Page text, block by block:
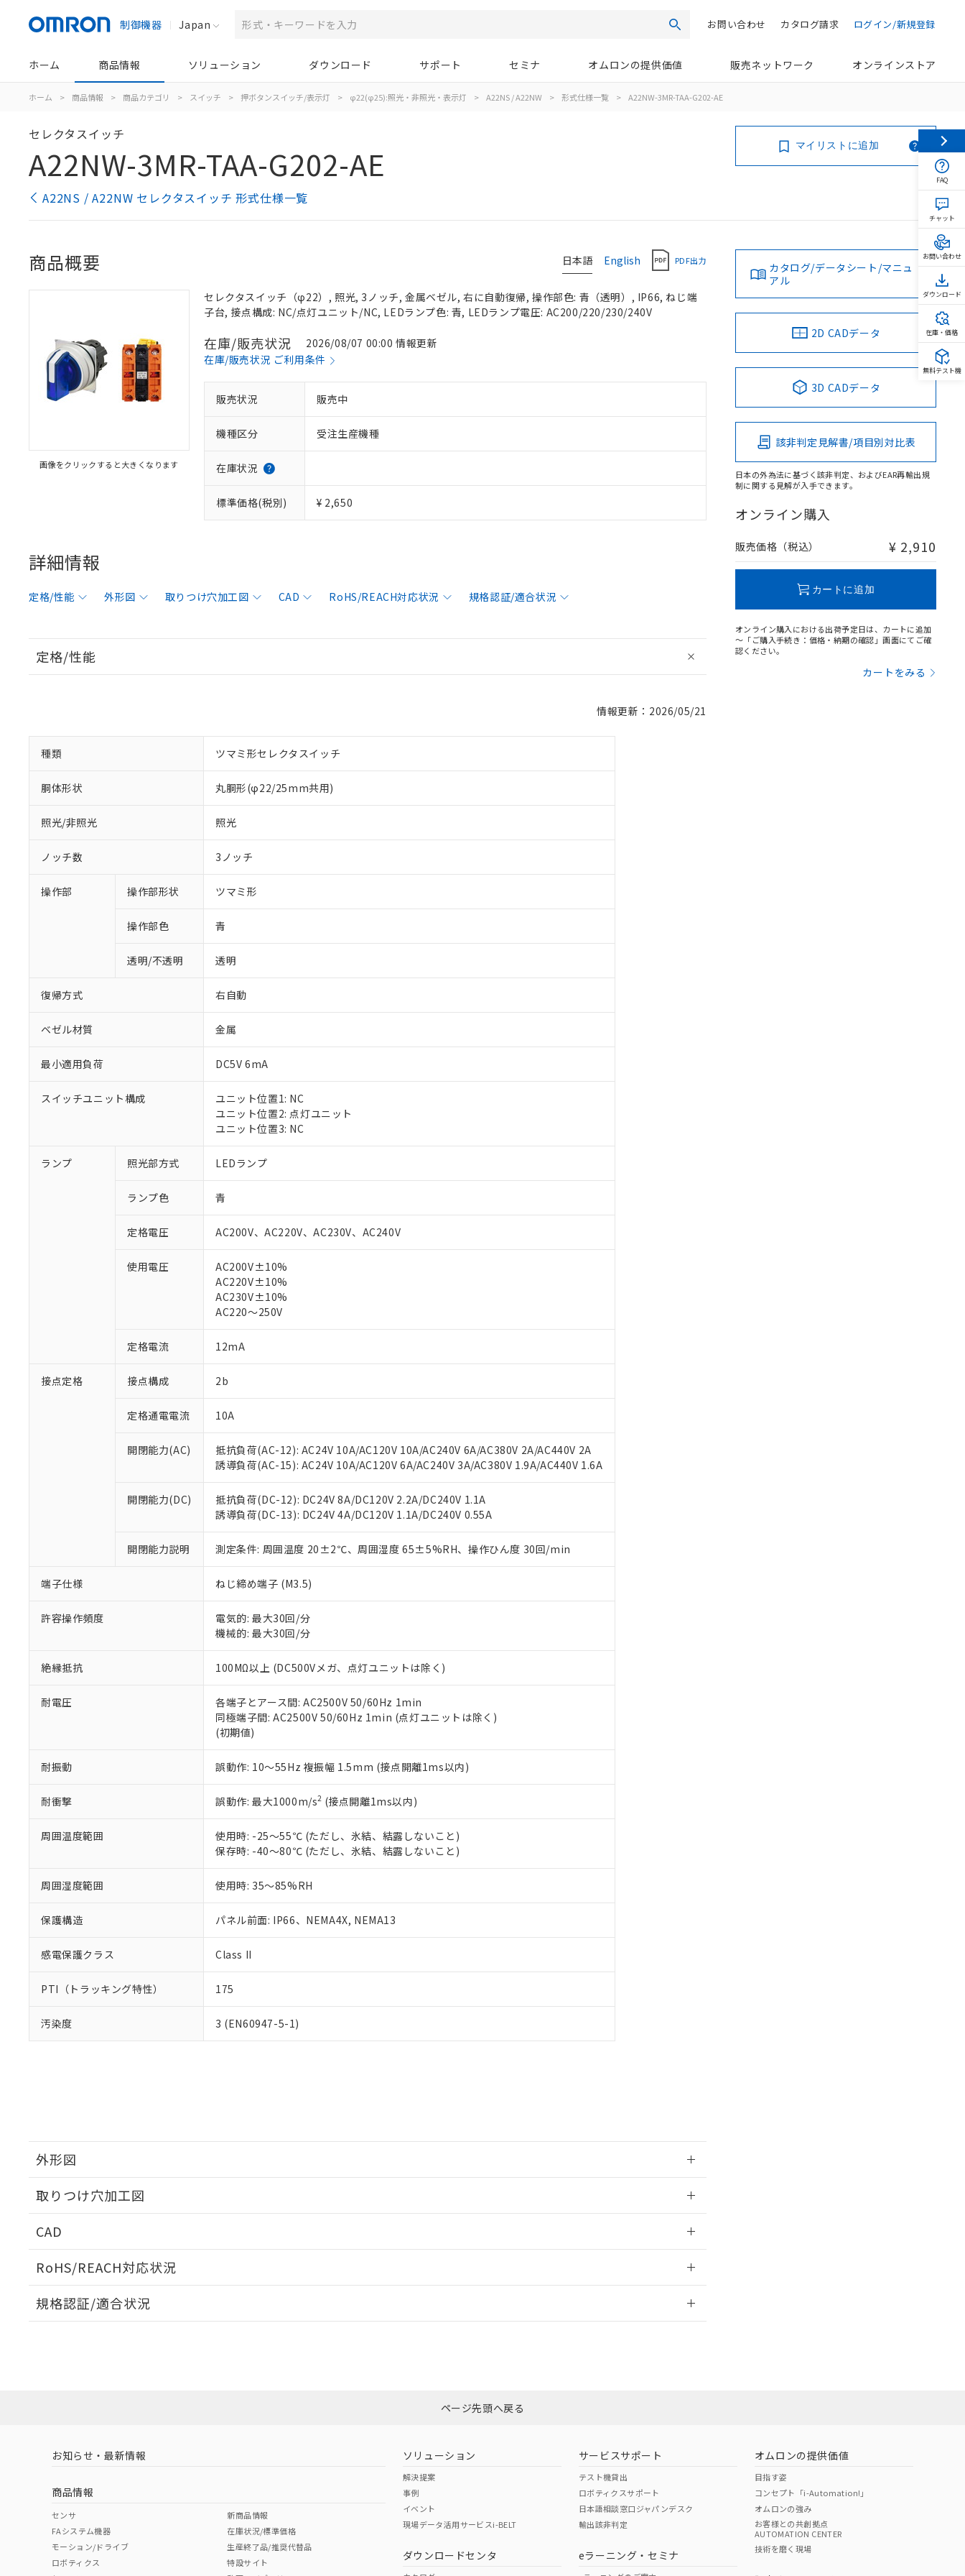
制御機器 Japan 検索 ログイン/新規登録
カタログ請求
お問い合わせ
ホーム 商品情報 ソリューション ダウンロード サポート セミナ オムロンの提供価値 販売ネットワーク オンラインストア
ホーム > 商品情報 > 商品カテゴリ > スイッチ > 押ボタンスイッチ/表示灯 > φ22(φ25):照光・非照光・表示灯 > A22NS / A22NW > 形式仕様一覧 > A22NW-3MR-TAA-G202-AE
セレクタスイッチ
A22NW-3MR-TAA-G202-AE
A22NS / A22NW セレクタスイッチ 形式仕様一覧
マイリストに追加
日本語 English PDF出力
商品概要
画像をクリックすると大きくなります
セレクタスイッチ（φ22）, 照光, 3ノッチ, 金属ベゼル, 右に自動復帰, 操作部色: 青（透明）, IP66, ねじ端
子台, 接点構成: NC/点灯ユニット/NC, LEDランプ色: 青, LEDランプ電圧: AC200/220/230/240V
在庫/販売状況
2026/08/07 00:00 情報更新
在庫/販売状況 ご利用条件
販売状況 販売中
機種区分 受注生産機種
在庫状況
標準価格(税別) ¥ 2,650
詳細情報
定格/性能 外形図 取りつけ穴加工図 CAD RoHS/REACH対応状況 規格認証/適合状況
定格/性能
情報更新：2026/05/21
種類 ツマミ形セレクタスイッチ
胴体形状 丸胴形(φ22/25mm共用)
照光/非照光 照光
ノッチ数 3ノッチ
操作部 操作部形状 ツマミ形
操作部色 青
透明/不透明 透明
復帰方式 右自動
ベゼル材質 金属
最小適用負荷 DC5V 6mA
スイッチユニット構成
ユニット位置1: NC
ユニット位置2: 点灯ユニット
ユニット位置3: NC
ランプ 照光部方式 LEDランプ
ランプ色 青
定格電圧 AC200V、AC220V、AC230V、AC240V
使用電圧
AC200V±10%
AC220V±10%
AC230V±10%
AC220～250V
定格電流 12mA
接点定格 接点構成 2b
定格通電電流 10A
開閉能力(AC)
抵抗負荷(AC-12): AC24V 10A/AC120V 10A/AC240V 6A/AC380V 2A/AC440V 2A
誘導負荷(AC-15): AC24V 10A/AC120V 6A/AC240V 3A/AC380V 1.9A/AC440V 1.6A
開閉能力(DC)
抵抗負荷(DC-12): DC24V 8A/DC120V 2.2A/DC240V 1.1A
誘導負荷(DC-13): DC24V 4A/DC120V 1.1A/DC240V 0.55A
開閉能力説明 測定条件: 周囲温度 20±2℃、周囲湿度 65±5%RH、操作ひん度 30回/min
端子仕様 ねじ締め端子 (M3.5)
許容操作頻度
電気的: 最大30回/分
機械的: 最大30回/分
絶縁抵抗 100MΩ以上 (DC500Vメガ、点灯ユニットは除く)
耐電圧
各端子とアース間: AC2500V 50/60Hz 1min
同極端子間: AC2500V 50/60Hz 1min (点灯ユニットは除く)
(初期値)
耐振動 誤動作: 10～55Hz 複振幅 1.5mm (接点開離1ms以内)
耐衝撃 誤動作: 最大1000m/s2 (接点開離1ms以内)
周囲温度範囲
使用時: -25～55℃ (ただし、氷結、結露しないこと)
保存時: -40～80℃ (ただし、氷結、結露しないこと)
周囲湿度範囲 使用時: 35～85%RH
保護構造 パネル前面: IP66、NEMA4X, NEMA13
感電保護クラス Class II
PTI（トラッキング特性） 175
汚染度 3 (EN60947-5-1)
外形図
取りつけ穴加工図
CAD
RoHS/REACH対応状況
EU RoHS 注意事項・凡例
ダウンロードはこちら
中国 RoHS 注意事項・凡例
中国 RoHS表
Pb Hg Cr(VI)
規格認証/適合状況
（イギリス
（ノルウェー
（日本
（アメリカ
この製品の規格認証/適合状況ページへ
その他の認証はこちらのページからご検索ください
カタログ/データシート/マニュ
アル
2D CADデータ
3D CADデータ
該非判定見解書/項目別対比表
日本の外為法に基づく該非判定、およびEAR再輸出規
制に関する見解が入手できます。
オンライン購入
販売価格（税込） ¥ 2,910
カートに追加
オンライン購入における出荷予定日は、カートに追加
～「ご購入手続き：価格・納期の確認」画面にてご確
認ください。
カートをみる
ご利用条件
以下の条件をお読みいただき、同意のうえご利用ください。
当社制御機器事業取扱商品の中には、本サービスの対象外となる商品もあることをご了承ください。
のであり、閲覧された時点での実際の在庫および標準価格とは異なる場合があることをご了承くださ
当社販売員にご相談ください。
オムロン制御機器販売店や当社販売拠点は「販売ネットワーク
」をご確認ください。
在庫状況および標準価格結果を当社の事前の承諾なく第三者に漏洩または開示しないようお願いしま
マイパーツ機能（部品リスト作成サービス）をご利用いただくには、I-Webメンバーズにご登録され
ている必要があります。
お客様が当ウェブサイト上で当社にご登録された部品リストについて、当社および当社の共同利用者
が、当社の製品・サービスに関するお客様との取引・商談に必要な範囲で利用することをご了承くだ
さい。
※当社の共同利用者とは、
いる法人を指します。
※1 対応状況
対応済み：EU RoHS指令（10物質）の非含有に対応した製品が提供可能な商品です。
対応予定：EU RoHS指令（10物質）の非含有に対応した製品に切り替える予定のある商品です。
対応予定なし：EU RoHS指令（10物質）の非含有に非対応の商品で、対応品を出す予定はありません。
調査・確認中：EU RoHS指令（10物質）の非含有の対応状況を調査中または確認中の商品です。
非該当品：ライセンス料など無形物で、有害物質有無と関係のない商品です。
仕入先様の事情により、非含有部品としていたものが、含有品と判明した場合などやむを得ず変更すること
があります。
鉛(Pb) 1000ppm以下、 水銀(Hg) 1000ppm以下、 カドミウム(Cd) 100ppm以下、
フタル酸エステル類の４物質については閾値を超える意図的な使用がないことを確認しています。
※2 対応予定月
部品在庫の切り替え状況などにより、予定月が前後することがあります。
※3 非含有証明書ダウンロード
下記の非含有証明書をダウンロードすることができます。
51物質の非含有証明書（当社基準）
※本証明書は発行日時点で非含有を証明するもので、過去に遡って非含有を証明するものではありません。
また、RoHS指令のフタル酸エステル類４物質の対応では、対応完了までの期間は出荷製品に未対応品が
混在することから備考欄に対応日を記載しておりました。
既に当社にて対応品への在庫切替を完了していることから、特段のことがない限り、2022年1月12日よ
り割愛しております。
※1 中国RoHS○×表
「○」：最大均質材料含有率が中国RoHSの基準値以下であることを示します。
「×」：最大均質材料含有率が中国RoHSの基準値を超えていることを示します。
「－」：未確認です。当社販売部門へお問い合わせください。
Cr(Ⅵ)(六価クロム) : 1000ppm、 PBBs(ポリ臭化ビフェニル類) : 1000ppm、 PBDEs(ポリ臭化ジフェニルエーテル類) : 1000ppm、
DBP(フタル酸ジブチル) : 1000ppm、 DIBP(フタル酸ジイソブチル) : 1000ppm、 BBP(フタル酸ブチルベンジル) : 1000ppm、
DEHP(フタル酸ビス(2-エチルヘキシル)) : 1000ppm
※2 環境保護使用期限
「ｅ」：有害物質（10物質）のすべてが基準値以下であることを示します。
「10」：通常の使用状況下において有害物質が外部に漏えいし、環境に深刻な影響を及ぼさない年数を意
味します。
などの必要な手続きをとります。
ます。
置等に一切使用いたしません。
当社は、貴社製品を第三者に販売する場合は、上記1、2および3の内容を当該第三者に通知します。
また当社は、販売先および販売に係わる関係者が違法に輸出するおそれがある場合は、取り引きをい
たしません。
合意する キャンセル
△ 一定数には満たないが在庫あり
機器販売店・当社販売員にご確認ください)
白
ページ先頭へ戻る
お知らせ・最新情報
商品情報
センサ
FAシステム機器
モーション/ドライブ
ロボティクス
新商品情報
在庫状況/標準価格
生産終了品/推奨代替品
特設サイト
ソリューション
解決提案
事例
イベント
現場データ活用サービスi-BELT
ダウンロードセンタ
サービスサポート
テスト機貸出
ロボティクスサポート
日本語相談窓口ジャパンデスク
輸出該非判定
eラーニング・セミナ
オムロンの提供価値
目指す姿
コンセプト「i-Automation!」
オムロンの強み
お客様との共創拠点
AUTOMATION CENTER
技術を磨く現場
FAQ
チャット
お問い合わせ
ダウンロード
在庫・価格
無料テスト機